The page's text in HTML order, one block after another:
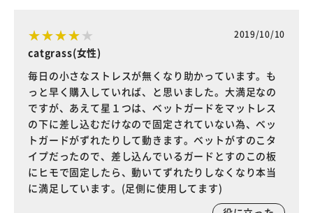
2019/10/10
catgrass(女性)
毎日の小さなストレスが無くなり助かっています。も
っと早く購入していれば、と思いました。大満足なの
ですが、あえて星１つは、ベットガードをマットレス
の下に差し込むだけなので固定されていない為、ベッ
トガードがずれたりして動きます。ベットがすのこタ
イプだったので、差し込んでいるガードとすのこの板
にヒモで固定したら、動いてずれたりしなくなり本当
に満足しています。(足側に使用してます)